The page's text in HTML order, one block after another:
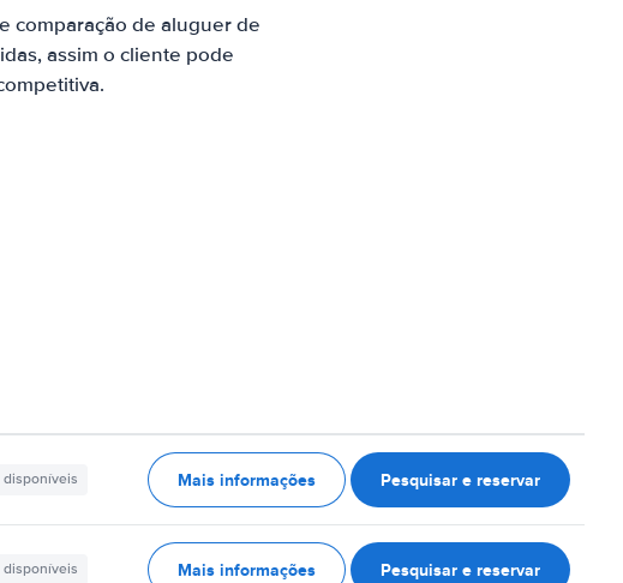
comparação de aluguer de
assim o cliente pode
disponíveis Mais informações Pesquisar e reservar
disponíveis Mais informações Pesquisar e reservar